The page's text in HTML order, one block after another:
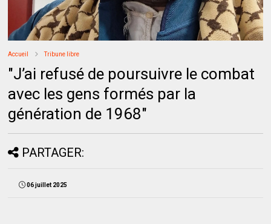
Accueil Tribune libre
"J’ai refusé de poursuivre le combat
avec les gens formés par la
génération de 1968"
PARTAGER:
06 juillet 2025